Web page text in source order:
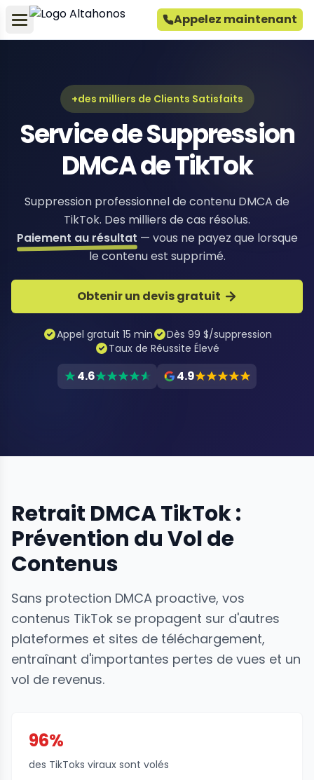
Appelez maintenant
+des milliers de Clients Satisfaits
Service de Suppression
DMCA de TikTok
Suppression professionnel de contenu DMCA de
TikTok. Des milliers de cas résolus.
Paiement au résultat — vous ne payez que lorsque
le contenu est supprimé.
Obtenir un devis gratuit
Appel gratuit 15 min
Dès 99 $/suppression
Taux de Réussite Élevé
4.6 4.9
Retrait DMCA TikTok :
Prévention du Vol de
Contenus
Sans protection DMCA proactive, vos
contenus TikTok se propagent sur d'autres
plateformes et sites de téléchargement,
entraînant d'importantes pertes de vues et un
vol de revenus.
96%
des TikToks viraux sont volés